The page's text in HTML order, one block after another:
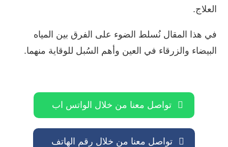
العلاج.
في هذا المقال نُسلط الضوء على الفرق بين المياه
البيضاء والزرقاء في العين وأهم السُبل للوقاية منهما.
تواصل معنا من خلال الواتس اب
تواصل معنا من خلال رقم الهاتف